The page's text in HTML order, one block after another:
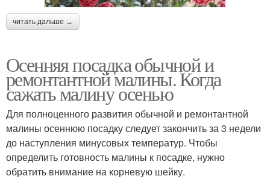
читать дальше →
Осенняя посадка обычной и
ремонтантной малины. Когда
сажать малину осенью
Для полноценного развития обычной и ремонтантной
малины осеннюю посадку следует закончить за 3 недели
до наступления минусовых температур. Чтобы
определить готовность малины к посадке, нужно
обратить внимание на корневую шейку.